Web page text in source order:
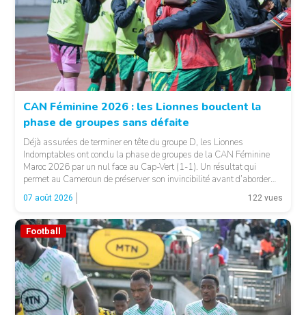
CAN Féminine 2026 : les Lionnes bouclent la
phase de groupes sans défaite
Déjà assurées de terminer en tête du groupe D, les Lionnes
Indomptables ont conclu la phase de groupes de la CAN Féminine
Maroc 2026 par un nul face au Cap-Vert (1-1). Un résultat qui
permet au Cameroun de préserver son invincibilité avant d’aborder
les choses sérieuses. Les Camerounaises ont rapidement pris le
contrôle des opérations […]
07 août 2026 122 vues
Football